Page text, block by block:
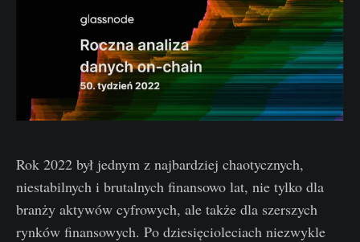
Rok 2022 był jednym z najbardziej chaotycznych,
niestabilnych i brutalnych finansowo lat, nie tylko dla
branży aktywów cyfrowych, ale także dla szerszych
rynków finansowych. Po dziesięcioleciach niezwykle